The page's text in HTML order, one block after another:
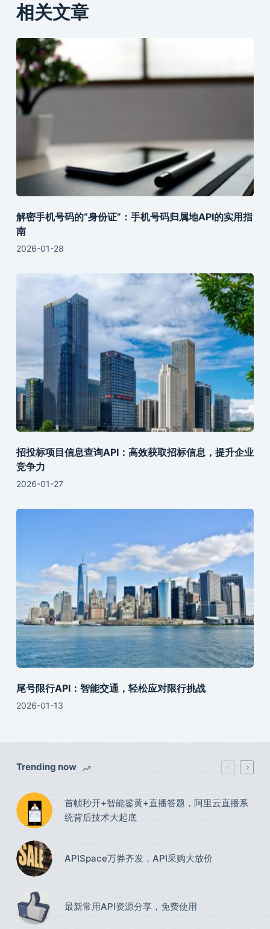
相关文章
解密手机号码的“身份证”：手机号码归属地API的实用指
南
2026-01-28
招投标项目信息查询API：高效获取招标信息，提升企业
竞争力
2026-01-27
尾号限行API：智能交通，轻松应对限行挑战
2026-01-13
Trending now
首帧秒开+智能鉴黄+直播答题，阿里云直播系
统背后技术大起底
APISpace万券齐发，API采购大放价
最新常用API资源分享，免费使用​